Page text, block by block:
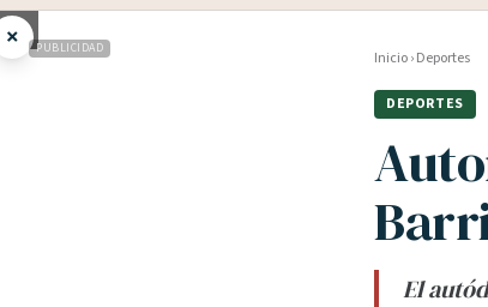
× PUBLICIDAD Inicio›Deportes
DEPORTES
El